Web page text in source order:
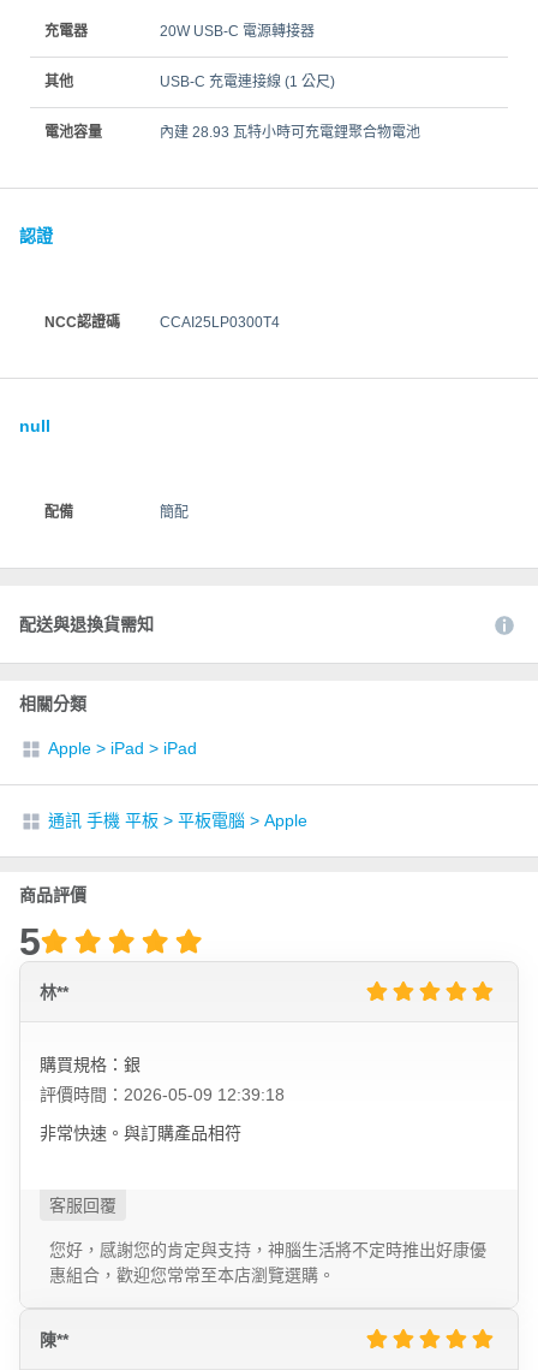
充電器 20W USB-C 電源轉接器
其他 USB-C 充電連接線 (1 公尺)
電池容量 內建 28.93 瓦特小時可充電鋰聚合物電池
認證
NCC認證碼 CCAI25LP0300T4
null
配備 簡配
配送與退換貨需知
相關分類
Apple > iPad > iPad
通訊 手機 平板 > 平板電腦 > Apple
商品評價
5
林**
購買規格：銀
評價時間：2026-05-09 12:39:18
非常快速。與訂購產品相符
您好，感謝您的肯定與支持，神腦生活將不定時推出好康優
惠組合，歡迎您常常至本店瀏覽選購。
陳**